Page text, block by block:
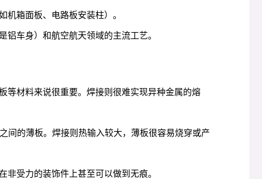
箱面板、电路板安装柱）。
车身）和航空航天领域的主流工艺。
等材料来说很重要。焊接则很难实现异种金属的熔
间的薄板。焊接则热输入较大，薄板很容易烧穿或产
受力的装饰件上甚至可以做到无痕。